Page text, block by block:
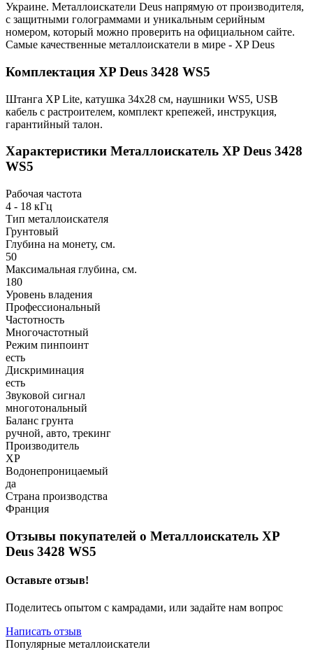
Украине. Металлоискатели Deus напрямую от производителя,
с защитными голограммами и уникальным серийным
номером, который можно проверить на официальном сайте.
Самые качественные металлоискатели в мире - XP Deus
Комплектация XP Deus 3428 WS5
Штанга XP Lite, катушка 34х28 см, наушники WS5, USB
кабель с растроителем, комплект крепежей, инструкция,
гарантийный талон.
Характеристики Металлоискатель XP Deus 3428
WS5
Рабочая частота
4 - 18 кГц
Тип металлоискателя
Грунтовый
Глубина на монету, см.
50
Максимальная глубина, см.
180
Уровень владения
Профессиональный
Частотность
Многочастотный
Режим пинпоинт
есть
Дискриминация
есть
Звуковой сигнал
многотональный
Баланс грунта
ручной, авто, трекинг
Производитель
XP
Водонепроницаемый
да
Страна производства
Франция
Отзывы покупателей о Металлоискатель XP
Deus 3428 WS5
Оставьте отзыв!
Поделитесь опытом с камрадами, или задайте нам вопрос
Написать отзыв
Популярные металлоискатели